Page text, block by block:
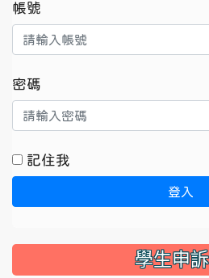
帳號
密碼
記住我
登入
學生申